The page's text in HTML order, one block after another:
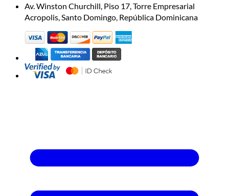
Av. Winston Churchill, Piso 17, Torre Empresarial
Acropolis, Santo Domingo, República Dominicana